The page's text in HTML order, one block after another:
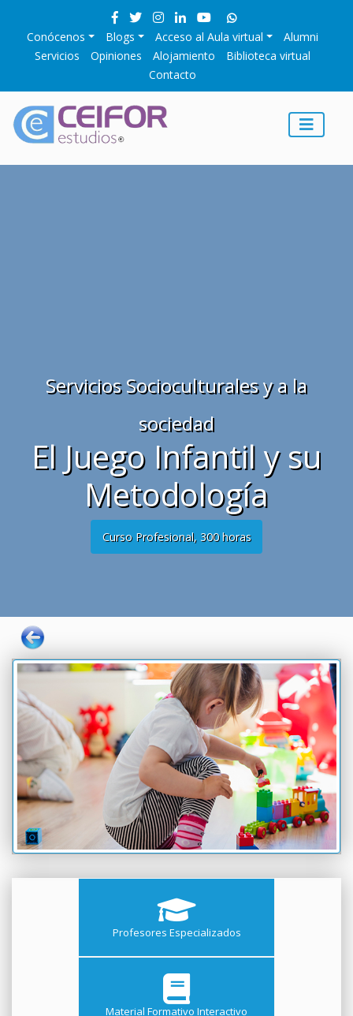
Conócenos Blogs Acceso al Aula virtual
Alumni
Servicios
Opiniones Alojamiento
Biblioteca virtual
Contacto
Servicios Socioculturales y a la
sociedad
El Juego Infantil y su
Metodología
Curso Profesional, 300 horas
Profesores Especializados
Material Formativo Interactivo